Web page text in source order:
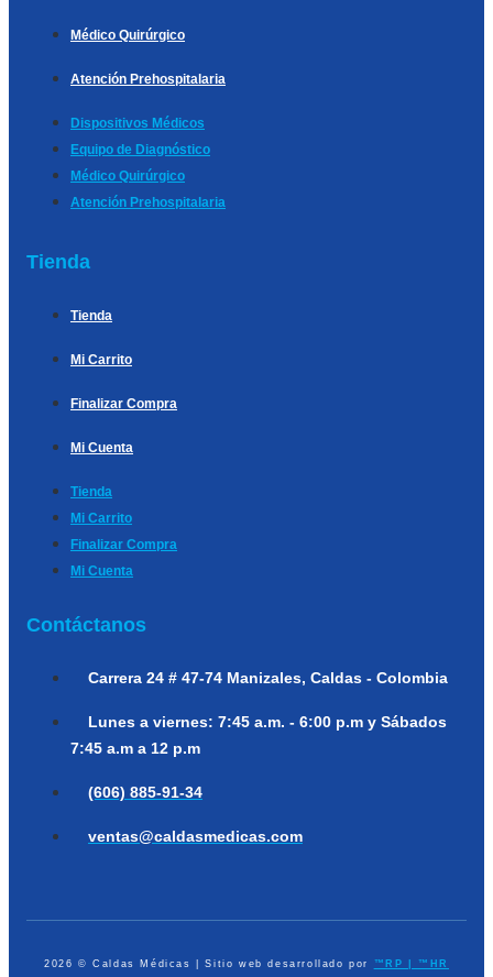
Médico Quirúrgico
Atención Prehospitalaria
Dispositivos Médicos
Equipo de Diagnóstico
Médico Quirúrgico
Atención Prehospitalaria
Tienda
Tienda
Mi Carrito
Finalizar Compra
Mi Cuenta
Tienda
Mi Carrito
Finalizar Compra
Mi Cuenta
Contáctanos
Carrera 24 # 47-74 Manizales, Caldas - Colombia
Lunes a viernes: 7:45 a.m. - 6:00 p.m y Sábados
7:45 a.m a 12 p.m
(606) 885-91-34
ventas@caldasmedicas.com
2026 © Caldas Médicas | Sitio web desarrollado por ™RP | ™HR